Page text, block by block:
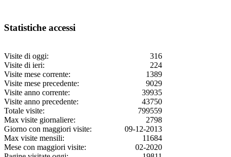
Statistiche accessi
Visite di oggi:
316
Visite di ieri:
224
Visite mese corrente:
1389
Visite mese precedente:
9029
Visite anno corrente:
39935
Visite anno precedente:
43750
Totale visite:
799559
Max visite giornaliere:
2798
Giorno con maggiori visite:
09-12-2013
Max visite mensili:
11684
Mese con maggiori visite:
02-2020